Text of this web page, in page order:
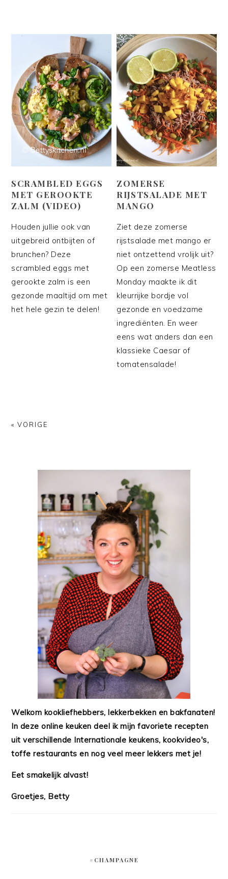
SCRAMBLED EGGS
MET GEROOKTE
ZALM (VIDEO)
Houden jullie ook van
uitgebreid ontbijten of
brunchen? Deze
scrambled eggs met
gerookte zalm is een
gezonde maaltijd om met
het hele gezin te delen!
ZOMERSE
RIJSTSALADE MET
MANGO
Ziet deze zomerse
rijstsalade met mango er
niet ontzettend vrolijk uit?
Op een zomerse Meatless
Monday maakte ik dit
kleurrijke bordje vol
gezonde en voedzame
ingrediënten. En weer
eens wat anders dan een
klassieke Caesar of
tomatensalade!
« VORIGE
Welkom kookliefhebbers, lekkerbekken en bakfanaten!
In deze online keuken deel ik mijn favoriete recepten
uit verschillende Internationale keukens, kookvideo's,
toffe restaurants en nog veel meer lekkers met je!
Eet smakelijk alvast!
Groetjes, Betty
#CHAMPAGNE